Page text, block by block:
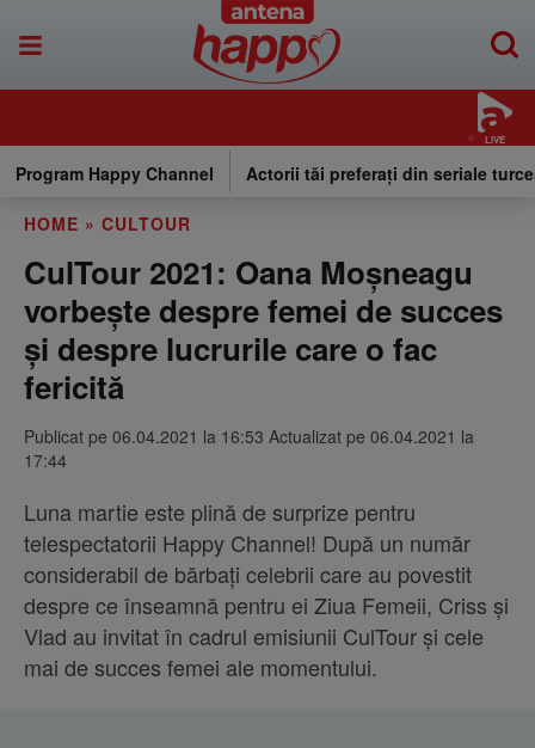
LIVE
Program Happy Channel Actorii tăi preferați din seriale
HOME » CULTOUR
CulTour 2021: Oana Moșneagu
vorbește despre femei de succes
și despre lucrurile care o fac
fericită
Publicat pe 06.04.2021 la 16:53 Actualizat pe 06.04.2021 la
17:44
Luna martie este plină de surprize pentru
telespectatorii Happy Channel! După un număr
considerabil de bărbați celebrii care au povestit
despre ce înseamnă pentru ei Ziua Femeii, Criss și
Vlad au invitat în cadrul emisiunii CulTour și cele
mai de succes femei ale momentului.